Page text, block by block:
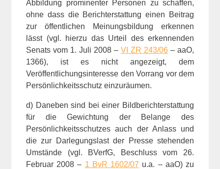
Abbildung prominenter Personen zu schaffen,
ohne dass die Berichterstattung einen Beitrag
zur öffentlichen Meinungsbildung erkennen
lässt (vgl. hierzu das Urteil des erkennenden
Senats vom 1. Juli 2008 – VI ZR 243/06 – aaO,
1366), ist es nicht angezeigt, dem
Veröffentlichungsinteresse den Vorrang vor dem
Persönlichkeitsschutz einzuräumen.
d) Daneben sind bei einer Bildberichterstattung
für die Gewichtung der Belange des
Persönlichkeitsschutzes auch der Anlass und
die zur Darlegungslast der Presse stehenden
Umstände (vgl. BVerfG, Beschluss vom 26.
Februar 2008 – 1 BvR 1602/07 u.a. – aaO) zu